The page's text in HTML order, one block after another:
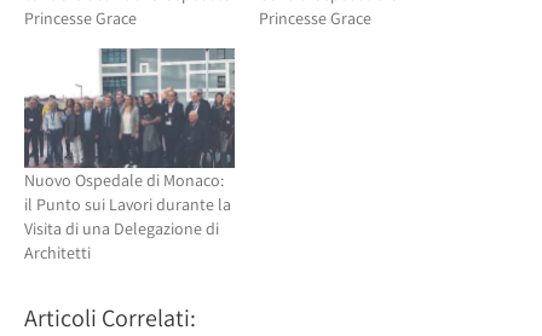
Princesse Grace
Princesse Grace
Nuovo Ospedale di Monaco:
il Punto sui Lavori durante la
Visita di una Delegazione di
Architetti
Articoli Correlati: